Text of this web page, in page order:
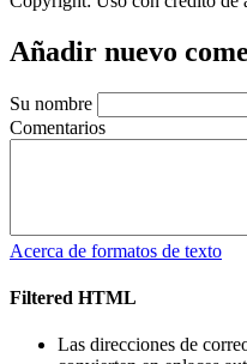
Añadir nuevo
Su nombre
Comentarios
Acerca de formatos de texto
Filtered HTML
Las direcciones de